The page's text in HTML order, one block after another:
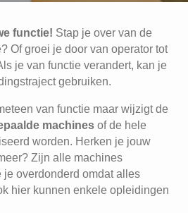
functie! Stap je over van de
Of groei je door van operator tot
je van functie verandert, kan je
gebruiken.
van functie maar wijzigt de
machines of de hele
worden. Herken je jouw
Zijn alle machines
overdonderd omdat alles
hier kunnen enkele opleidingen